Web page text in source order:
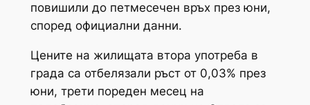
повишили до петмесечен връх през юни,
според официални данни.
Цените на жилищата втора употреба в
града са отбелязали ръст от 0,03% през
юни, трети пореден месец на